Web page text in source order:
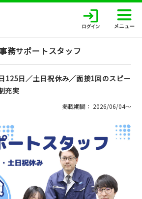
務サポートスタッフ
125日／土日祝休み／面接1回のスピー
充実
掲載期間： 2026/06/04〜